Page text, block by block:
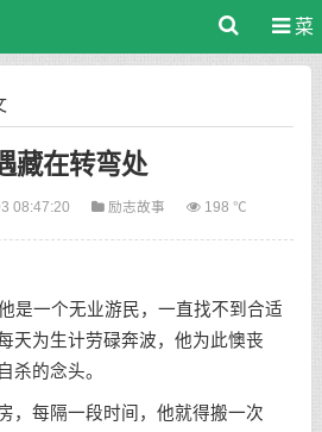
菜
藏在转弯处
08:47:20 励志故事 198 ℃
一个无业游民，一直找不到合适
天为生计劳碌奔波，他为此懊丧
杀的念头。
每隔一段时间，他就得搬一次